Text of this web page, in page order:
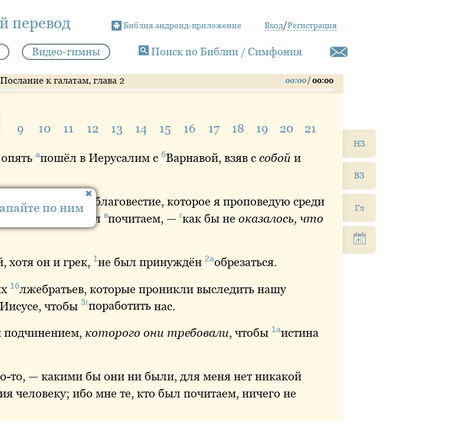
перевод Библия андроид-приложение Вход/Регистрация
Видео-гимны Поиск по Библии / Симфония
НЗ
ВЗ
Гл
Послание к галатам, глава 2 00:00 / 00:00
9 10 11 12 13 14 15 16 17 18 19 20 21
апошёл в Иерусалим с бВарнавой, взяв с собой и
; и я изложил им благовестие, которое я проповедую среди
тем, кто был впочитаем, — гкак бы не оказалось, что
хотя он и грек, 1не был принуждён 2аобрезаться.
1блжебратьев, которые проникли выследить нашу
чтобы 3гпоработить нас.
подчинением, которого они требовали, чтобы 1аистина
то, — какими бы они ни были, для меня нет никакой
человеку; ибо мне те, кто был почитаем, ничего не
по ним